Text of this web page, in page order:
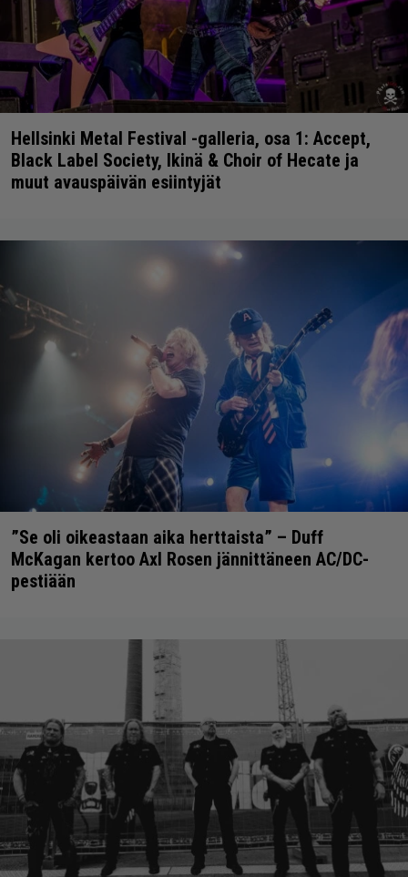
Hellsinki Metal Festival -galleria, osa 1: Accept,
Black Label Society, Ikinä & Choir of Hecate ja
muut avauspäivän esiintyjät
”Se oli oikeastaan aika herttaista” – Duff
McKagan kertoo Axl Rosen jännittäneen AC/DC-
pestiään